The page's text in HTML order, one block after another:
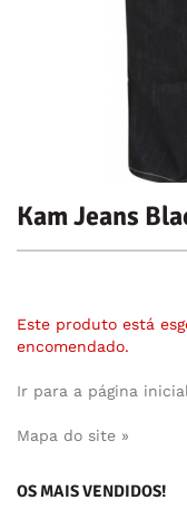
Kam Jeans
Este produto está
encomendado.
Ir para a página
Mapa do site »
OS MAIS VENDIDOS!